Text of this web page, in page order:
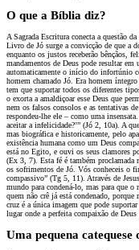
O que a Bíblia diz?
A Sagrada Escritura conecta a questão
Livro de Jó surge a convicção de que a
enquanto os justos receberão bênçãos,
mandamentos de Deus pode resultar
automaticamente o início do infortúnio
homem chamado Jó. Era homem
tem que suportar todos os diferentes
o exorta a amaldiçoar esse Deus que
nem os falsos consolos e as tentativas
respondeu-lhe ele – como uma
aceitar a infelicidade?’” (Jó 2, 10a). A
mas biográfica e historicamente, pelo
existência humana como um Deus
está no Egito, e ouvi os seus clamores
(Ex 3, 7). Esta fé é também proclamada
os sofrimentos de Jó. Vós conheceis o
compassivo” (Tg 5, 11). Através de
mundo para condená-lo, mas para que
quem não crê já está condenado,
cruz é a única imagem que pode
lugar onde a perfeita compaixão de
Uma pequena catequese